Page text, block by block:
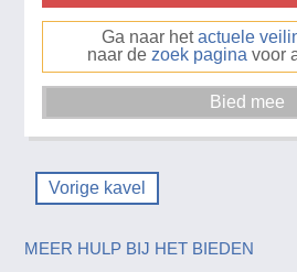
Ga naar hetactuele
naar de zoek pagina voor
Vorige kavel
MEER HULP BIJ HET BIEDEN